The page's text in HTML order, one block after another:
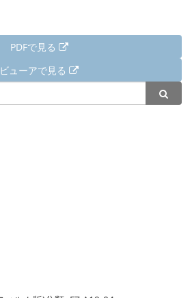
PDFで見る
ビューアで見る